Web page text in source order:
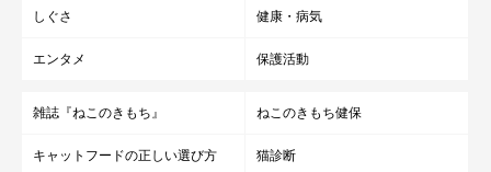
しぐさ 健康・病気
エンタメ 保護活動
雑誌『ねこのきもち』 ねこのきもち健保
キャットフードの正しい選び方 猫診断